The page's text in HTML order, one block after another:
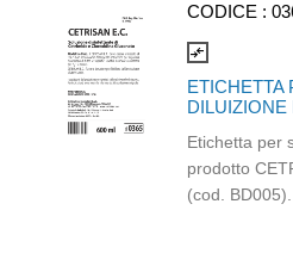
asporto e
acquistare
Confezione
CODICE :
compare_arrows
ETICHETTA
DILUIZIONE
Etichetta per
prodotto
(cod. BD005).